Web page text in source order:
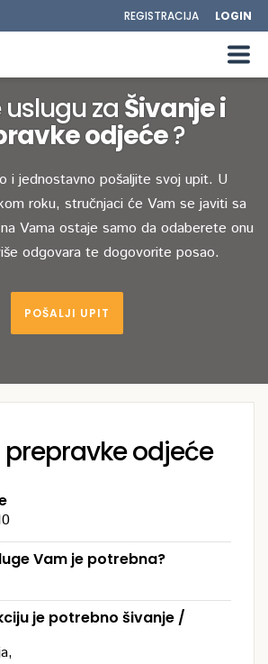
REGISTRACIJA LOGIN
za Šivanje i
odjeće?
i jednostavno pošaljite svoj upit. U
roku, stručnjaci će Vam se javiti sa
Vama ostaje samo da odaberete onu
odgovara te dogovorite posao.
POŠALJI UPIT
prepravke odjeće
Vam je potrebna?
je potrebno šivanje /